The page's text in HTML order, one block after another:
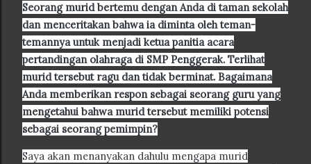
Seorang murid bertemu dengan Anda di taman sekolah
dan menceritakan bahwa ia diminta oleh teman-
temannya untuk menjadi ketua panitia acara
pertandingan olahraga di SMP Penggerak. Terlihat
murid tersebut ragu dan tidak berminat. Bagaimana
Anda memberikan respon sebagai seorang guru yang
mengetahui bahwa murid tersebut memiliki potensi
sebagai seorang pemimpin?
Saya akan menanyakan dahulu mengapa murid